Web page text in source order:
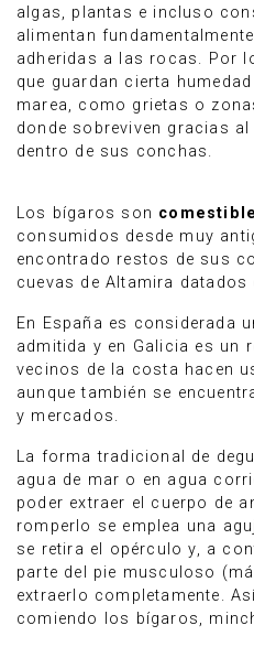
algas, plantas e incluso
alimentan
adheridas a las rocas. Por
que guardan cierta
marea, como grietas o
donde sobreviven gracias al
dentro de sus conchas.
Los bígaros son
consumidos desde muy
encontrado restos de sus
cuevas de Altamira datados
En España es considerada
admitida y en Galicia es un
vecinos de la costa hacen
aunque también se
y mercados.
La forma tradicional de
agua de mar o en agua
poder extraer el cuerpo de
romperlo se emplea una
se retira el opérculo y, a
parte del pie musculoso
extraerlo completamente.
comiendo los bígaros,